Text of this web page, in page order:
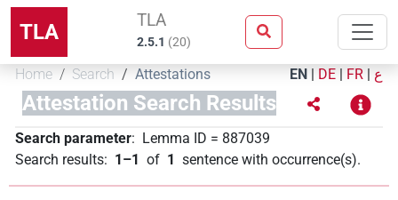
TLA TLA
2.5.1 (20)
Home Search Attestations EN | DE | FR | ع
Attestation Search Results
Search parameter: Lemma ID = 887039
Search results: 1–1 of 1 sentence with occurrence(s).